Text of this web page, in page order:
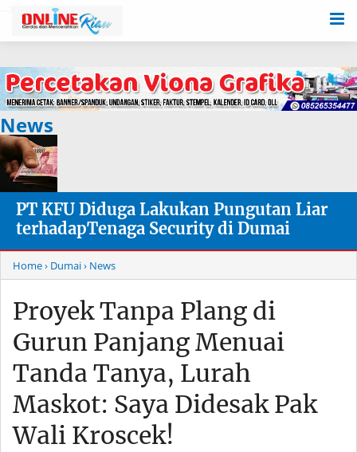
News
PT KFU Diduga Lakukan Pungutan Liar
terhadapTenaga Security di Dumai
Home› Dumai› News
Proyek Tanpa Plang di
Gurun Panjang Menuai
Tanda Tanya, Lurah
Maskot: Saya Didesak Pak
Wali Kroscek!